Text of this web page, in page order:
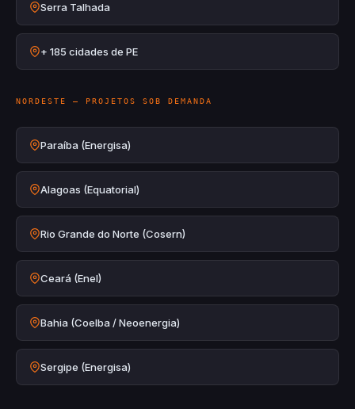
Serra Talhada
+ 185 cidades de PE
NORDESTE — PROJETOS SOB DEMANDA
Paraíba (Energisa)
Alagoas (Equatorial)
Rio Grande do Norte (Cosern)
Ceará (Enel)
Bahia (Coelba / Neoenergia)
Sergipe (Energisa)